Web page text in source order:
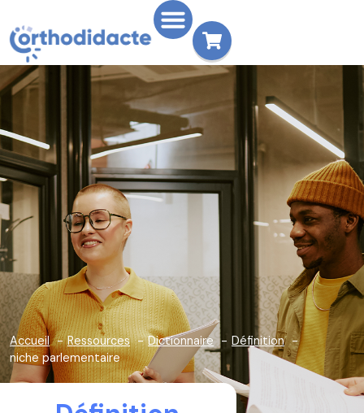
Accueil Ressources Dictionnaire
Définition
niche parlementaire